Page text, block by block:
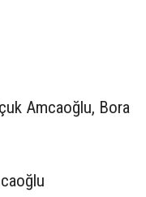
Amcaoğlu, Bora